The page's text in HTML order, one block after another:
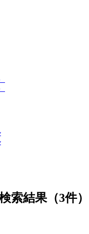
索結果（3件）